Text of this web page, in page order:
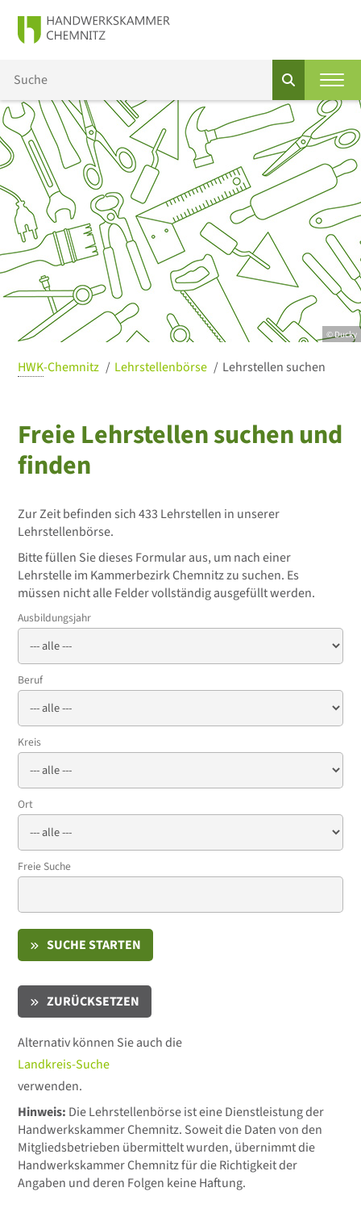
© Ducky
HWK-Chemnitz Lehrstellenbörse Lehrstellen suchen
Freie Lehrstellen suchen und
finden
Zur Zeit befinden sich 433 Lehrstellen in unserer
Lehrstellenbörse.
Bitte füllen Sie dieses Formular aus, um nach einer
Lehrstelle im Kammerbezirk Chemnitz zu suchen. Es
müssen nicht alle Felder vollständig ausgefüllt werden.
Ausbildungsjahr
Beruf
Kreis
Ort
Freie Suche
SUCHE STARTEN
ZURÜCKSETZEN
Alternativ können Sie auch die
Landkreis-Suche
verwenden.
Hinweis: Die Lehrstellenbörse ist eine Dienstleistung der
Handwerkskammer Chemnitz. Soweit die Daten von den
Mitgliedsbetrieben übermittelt wurden, übernimmt die
Handwerkskammer Chemnitz für die Richtigkeit der
Angaben und deren Folgen keine Haftung.